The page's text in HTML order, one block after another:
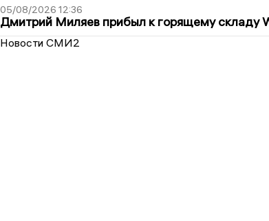
05/08/2026 12:36
Дмитрий Миляев прибыл к горящему складу
Новости СМИ2